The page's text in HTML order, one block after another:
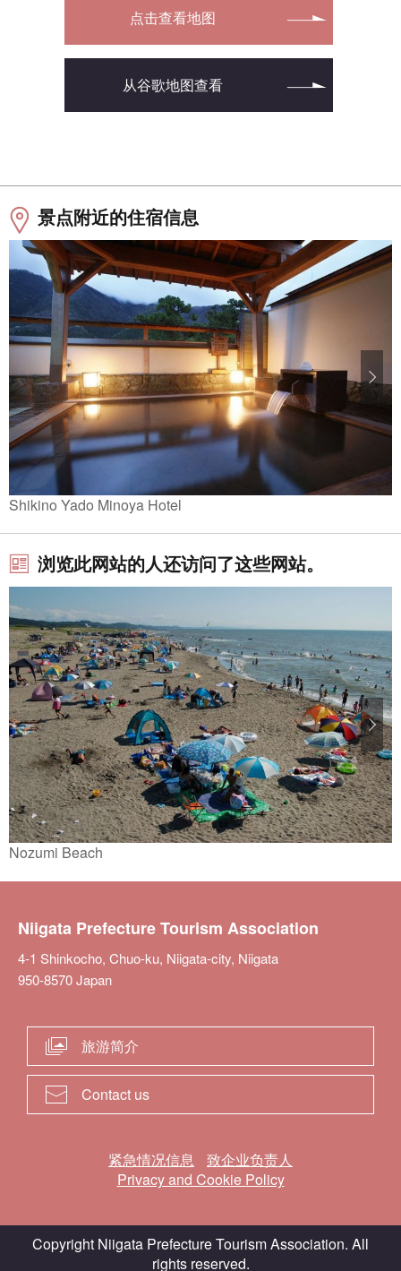
点击查看地图
从谷歌地图查看
景点附近的住宿信息
Shikino Yado Minoya Hotel
浏览此网站的人还访问了这些网站。
Nozumi Beach
Niigata Prefecture Tourism Association
4-1 Shinkocho, Chuo-ku, Niigata-city, Niigata
950-8570 Japan
旅游简介
Contact us
紧急情况信息
致企业负责人
Privacy and Cookie Policy
Copyright Niigata Prefecture Tourism Association. All
rights reserved.